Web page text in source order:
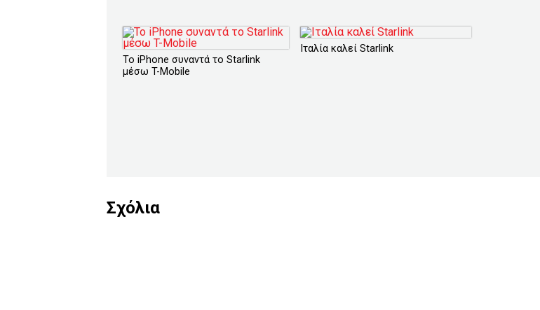
Το iPhone συναντά το Starlink
μέσω T-Mobile
Ιταλία καλεί Starlink
Σχόλια